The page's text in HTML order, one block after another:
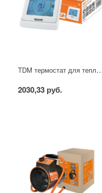
TDM термостат для теплых полов электронный
2030,33 руб.